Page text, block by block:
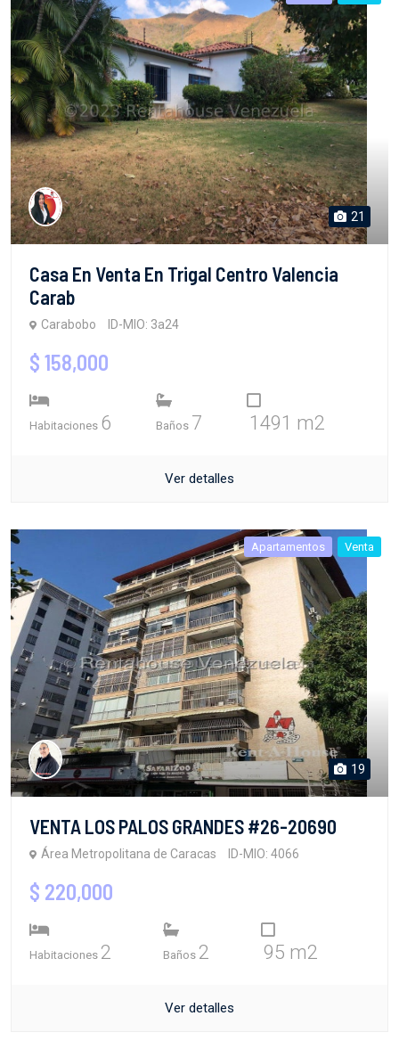
21
Casa En Venta En Trigal Centro Valencia
Carab
Carabobo ID-MIO: 3a24
$ 158,000
Habitaciones 6 Baños 7 1491 m2
Ver detalles
Apartamentos Venta
19
VENTA LOS PALOS GRANDES #26-20690
Área Metropolitana de Caracas ID-MIO: 4066
$ 220,000
Habitaciones 2 Baños 2 95 m2
Ver detalles